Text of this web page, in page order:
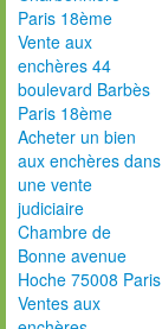
Paris 18ème
Vente aux
enchères 44
boulevard Barbès
Paris 18ème
Acheter un bien
aux enchères dans
une vente
judiciaire
Chambre de
Bonne avenue
Hoche 75008 Paris
Ventes aux